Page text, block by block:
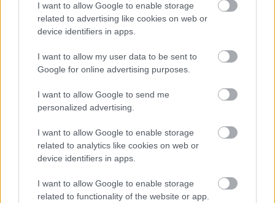
I want to allow Google to enable storage
related to advertising like cookies on web or
device identifiers in apps.
I want to allow my user data to be sent to
Google for online advertising purposes.
I want to allow Google to send me
personalized advertising.
I want to allow Google to enable storage
related to analytics like cookies on web or
device identifiers in apps.
I want to allow Google to enable storage
related to functionality of the website or app.
Werbung: